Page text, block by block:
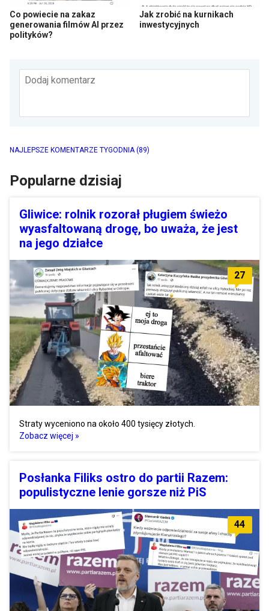
Co powiecie na zakaz
generowania filmów AI przez
polityków?
Jak zrobić na kurnikach
inwestycyjnych
Dodaj komentarz
NAJLEPSZE KOMENTARZE TYGODNIA(89)
Popularne dzisiaj
Gliwice: rolnik rozorał pługiem świeżo
wyasfaltowaną drogę, bo uważa, że jest
na jego działce
27
Straty wyceniono na około 400 tysięcy złotych.
Zobacz więcej »
Posłanka Filiks ostro do partii Razem:
populistyczne lenie gorsze niż PiS
44